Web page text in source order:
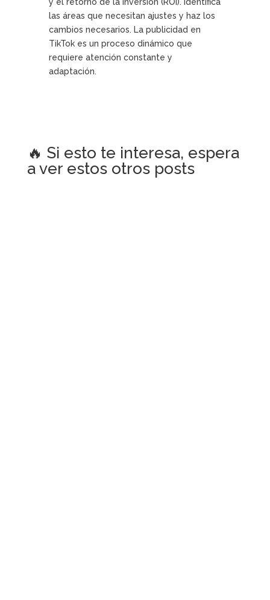
las áreas que necesitan ajustes y haz los
cambios necesarios. La publicidad en
TikTok es un proceso dinámico que
requiere atención constante y
adaptación.
🔥 Si esto te interesa, espera
a ver estos otros posts